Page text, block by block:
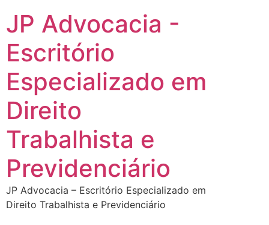
JP Advocacia -
Escritório
Especializado em
Direito
Trabalhista e
Previdenciário
JP Advocacia – Escritório Especializado em
Direito Trabalhista e Previdenciário